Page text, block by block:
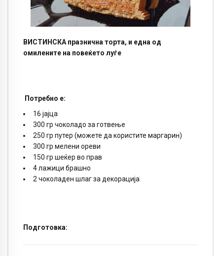
ВИСТИНСКА празнична торта, и една од
омилените на повеќето луѓе
Потребно е:
16 јајца
300 гр чоколадо за готвење
250 гр путер (можете да користите маргарин)
300 гр мелени ореви
150 гр шеќер во прав
4 лажици брашно
2 чоколаден шлаг за декорација
Подготовка: